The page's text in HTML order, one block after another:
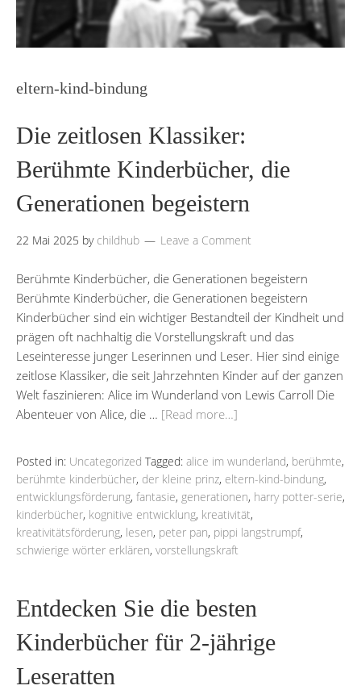
eltern-kind-bindung
Die zeitlosen Klassiker:
Berühmte Kinderbücher, die
Generationen begeistern
22 Mai 2025 by childhub Leave a Comment
Berühmte Kinderbücher, die Generationen begeistern
Berühmte Kinderbücher, die Generationen begeistern
Kinderbücher sind ein wichtiger Bestandteil der Kindheit und
prägen oft nachhaltig die Vorstellungskraft und das
Leseinteresse junger Leserinnen und Leser. Hier sind einige
zeitlose Klassiker, die seit Jahrzehnten Kinder auf der ganzen
Welt faszinieren: Alice im Wunderland von Lewis Carroll Die
Abenteuer von Alice, die … [Read more…]
Posted in: Uncategorized Tagged: alice im wunderland, berühmte,
berühmte kinderbücher, der kleine prinz, eltern-kind-bindung,
entwicklungsförderung, fantasie, generationen, harry potter-serie,
kinderbücher, kognitive entwicklung, kreativität,
kreativitätsförderung, lesen, peter pan, pippi langstrumpf,
schwierige wörter erklären, vorstellungskraft
Entdecken Sie die besten
Kinderbücher für 2-jährige
Leseratten